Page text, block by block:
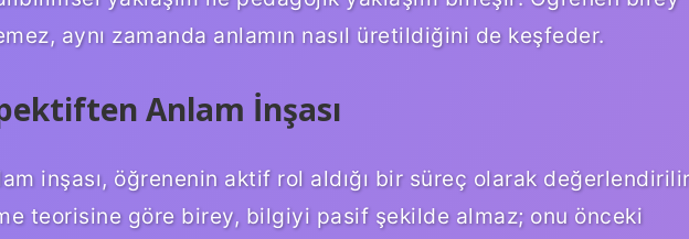
aynı zamanda anlamın nasıl üretildiğini de keşfeder.
Anlam İnşası
inşası, öğrenenin aktif rol aldığı bir süreç olarak
teorisine göre birey, bilgiyi pasif şekilde almaz; onu önceki